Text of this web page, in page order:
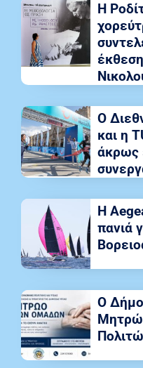
Η
Ο
και η
άκρως
Η
πανιά
Ο